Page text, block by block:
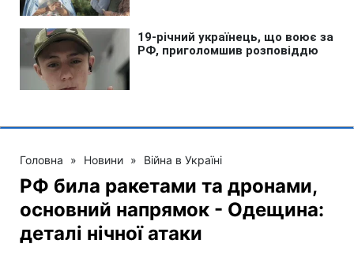
Головна » Новини » Війна в Україні
РФ била ракетами та дронами,
основний напрямок - Одещина:
деталі нічної атаки